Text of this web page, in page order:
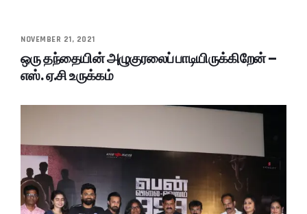
NOVEMBER 21, 2021
ஒரு தந்தையின் அழுகுரலைப் பாடியிருக்கிறேன் –
எஸ். ஏ.சி உருக்கம்